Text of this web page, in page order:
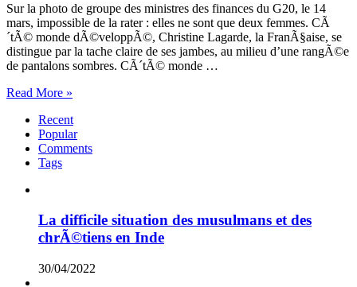
Sur la photo de groupe des ministres des finances du G20, le 14
mars, impossible de la rater : elles ne sont que deux femmes. CÃ
´tÃ© monde dÃ©veloppÃ©, Christine Lagarde, la FranÃ§aise, se
distingue par la tache claire de ses jambes, au milieu d’une rangÃ©e
de pantalons sombres. CÃ´tÃ© monde …
Read More »
Recent
Popular
Comments
Tags
La difficile situation des musulmans et des
chrÃ©tiens en Inde
30/04/2022